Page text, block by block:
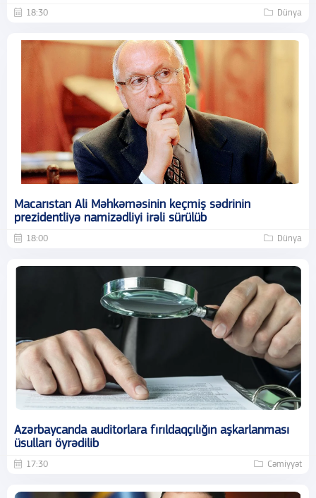
18:30 Dünya
Macarıstan Ali Məhkəməsinin keçmiş sədrinin
prezidentliyə namizədliyi irəli sürülüb
18:00 Dünya
Azərbaycanda auditorlara fırıldaqçılığın aşkarlanması
üsulları öyrədilib
17:30 Cəmiyyət